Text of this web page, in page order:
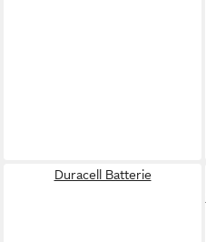
Duracell Batterie